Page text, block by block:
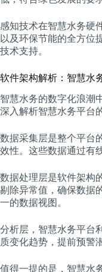
感知技术在智慧水务硬
以及环保节能的全方位
技术支持。
软件架构解析：智慧水
智慧水务的数字化浪潮
深入解析智慧水务平台
数据采集层是整个平台
效性。这些数据通过有
数据处理层是软件架构
剔除异常值，确保数据
一的数据视图。
分析层，智慧水务平台
质变化趋势，提前预警
值得一提的是，智慧水